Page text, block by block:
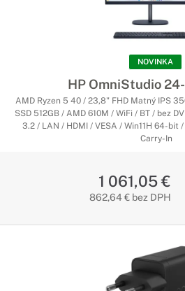
NOVINKA
HP OmniStudio
AMD Ryzen 5 40 / 23,8" FHD Matný IPS
SSD 512GB / AMD 610M / WiFi / BT / bez
3.2 / LAN / HDMI / VESA / Win11H 64-
Carry-In
1 061,05 €
862,64 € bez DPH